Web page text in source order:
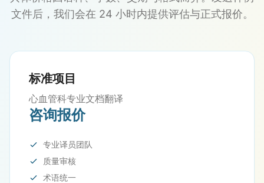
文件后，我们会在 24 小时内提供评估与正式报价。
标准项目
心血管科专业文档翻译
咨询报价
专业译员团队
质量审核
术语统一